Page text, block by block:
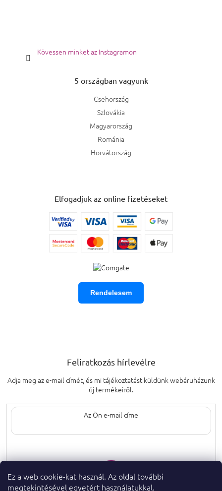
Ez a web cookie-kat használ. Az oldal további
megtekintésével egyetért használatukkal.
Kövessen minket az Instagramon
5 országban vagyunk
Csehország
Szlovákia
Magyarország
Románia
Horvátország
Elfogadjuk az online fizetéseket
Rendelesem
Feliratkozás hírlevélre
Adja meg az e-mail címét, és mi tájékoztatást küldünk webáruházunk
új termékeiről.